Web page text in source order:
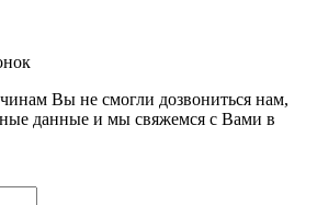
Вы не смогли дозвониться нам,
данные и мы свяжемся с Вами в